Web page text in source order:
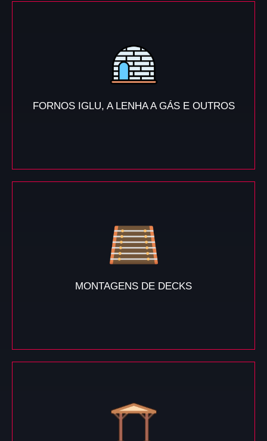
FORNOS IGLU, A LENHA A GÁS E OUTROS
MONTAGENS DE DECKS